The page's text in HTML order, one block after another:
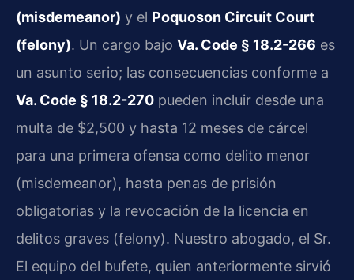
(misdemeanor) y el Poquoson Circuit Court
(felony). Un cargo bajo Va. Code § 18.2-266 es
un asunto serio; las consecuencias conforme a
Va. Code § 18.2-270 pueden incluir desde una
multa de $2,500 y hasta 12 meses de cárcel
para una primera ofensa como delito menor
(misdemeanor), hasta penas de prisión
obligatorias y la revocación de la licencia en
delitos graves (felony). Nuestro abogado, el Sr.
El equipo del bufete, quien anteriormente sirvió